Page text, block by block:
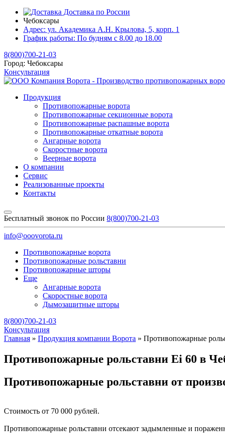
Доставка по России
Чебоксары
Адрес: ул. Академика А.Н. Крылова, 5, корп. 1
График работы: По будням с 8.00 до 18.00
8(800)700-21-03
Город: Чебоксары
Консультация
Продукция
Противопожарные ворота
Противопожарные секционные ворота
Противопожарные распашные ворота
Противопожарные откатные ворота
Ангарные ворота
Скоростные ворота
Веерные ворота
О компании
Сервис
Реализованные проекты
Контакты
Бесплатный звонок по России 8(800)700-21-03
info@ooovorota.ru
Противопожарные ворота
Противопожарные рольставни
Противопожарные шторы
Еще
Ангарные ворота
Скоростные ворота
Дымозащитные шторы
8(800)700-21-03
Консультация
Главная » Продукция компании Ворота » Противопожарные
Противопожарные рольставни Ei 60 в
Противопожарные рольставни от
Стоимость от 70 000 рублей.
Противопожарные рольставни отсекают задымленные и